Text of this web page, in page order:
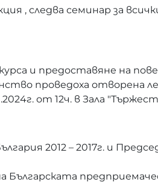
, следва семинар за
и предоставяне на
проведоха отворена
от 12ч. в Зала
2012 – 2017г. и
Българската